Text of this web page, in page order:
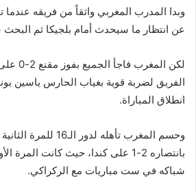
وبدا المدرب المغربي واثقاً من فريقه عندما
عن انتظار ما سيحدث أمام بلجيكا ثم البحث
لكن
الفريق لضربة قوية بغياب الحارس ياسين
انطلاق المباراة.
بانتصاره 2-1 على كندا، حيث كانت
شباكه في ست مباريات مع الركراكي.